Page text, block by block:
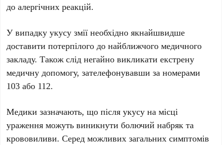
доалергічних реакцій.
У випадку укусу змії необхідно якнайшвидше
доставити потерпілого до найближчого медичного
закладу. Також слід негайно викликати екстрену
медичну допомогу, зателефонувавши за номерами
103 або 112.
Медики зазначають, що після укусу на місці
ураження можуть виникнути болючий набряк та
крововиливи. Серед можливих загальних симптомів